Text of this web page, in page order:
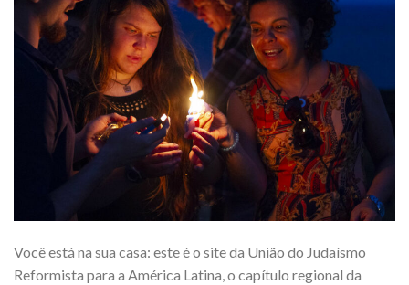
Você está na sua casa: este é o site da União do Judaísmo
Reformista para a América Latina, o capítulo regional da